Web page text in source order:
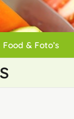
Food & Foto’s